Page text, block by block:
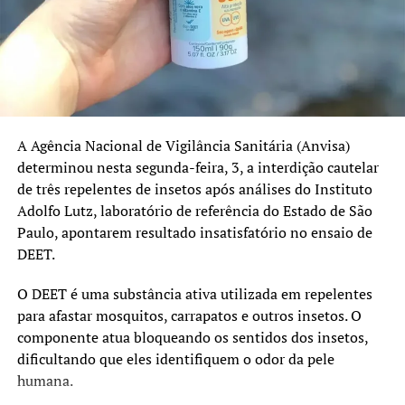
No Rio Grande do Sul, as coberturas registradas em 2025
Pentavalente: 91%
Pneumocócica: 96%
Tríplice Viral: 95%
HPV e sarampo recebem atenção especial
Além da atualização das vacinas de rotina, a campanha
HPV e o sarampo.
O prazo da estratégia extraordinária de vacinação contra
o HPV foi ampliado até 31 de dezembro de 2026 para
adolescentes de 15 a 19 anos que ainda não receberam a
A Agência Nacional de Vigilância Sanitária (Anvisa)
determinou nesta segunda-feira, 3, a interdição cautelar
de três repelentes de insetos após análises do Instituto
Adolfo Lutz, laboratório de referência do Estado de São
Paulo, apontarem resultado insatisfatório no ensaio de
DEET.
O DEET é uma substância ativa utilizada em repelentes
para afastar mosquitos, carrapatos e outros insetos. O
componente atua bloqueando os sentidos dos insetos,
dificultando que eles identifiquem o odor da pele
humana.